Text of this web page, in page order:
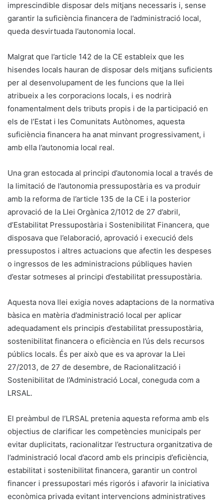
imprescindible disposar dels mitjans necessaris i, sense
garantir la suficiència financera de l’administració local,
queda desvirtuada l’autonomia local.
Malgrat que l’article 142 de la CE estableix que les
hisendes locals hauran de disposar dels mitjans suficients
per al desenvolupament de les funcions que la llei
atribueix a les corporacions locals, i es nodrirà
fonamentalment dels tributs propis i de la participació en
els de l’Estat i les Comunitats Autònomes, aquesta
suficiència financera ha anat minvant progressivament, i
amb ella l’autonomia local real.
Una gran estocada al principi d’autonomia local a través de
la limitació de l’autonomia pressupostària es va produir
amb la reforma de l’article 135 de la CE i la posterior
aprovació de la Llei Orgànica 2/1012 de 27 d’abril,
d’Estabilitat Pressupostària i Sostenibilitat Financera, que
disposava que l’elaboració, aprovació i execució dels
pressupostos i altres actuacions que afectin les despeses
o ingressos de les administracions públiques havien
d’estar sotmeses al principi d’estabilitat pressupostària.
Aquesta nova llei exigia noves adaptacions de la normativa
bàsica en matèria d’administració local per aplicar
adequadament els principis d’estabilitat pressupostària,
sostenibilitat financera o eficiència en l’ús dels recursos
públics locals. És per això que es va aprovar la Llei
27/2013, de 27 de desembre, de Racionalització i
Sostenibilitat de l’Administració Local, coneguda com a
LRSAL.
El preàmbul de l’LRSAL pretenia aquesta reforma amb els
objectius de clarificar les competències municipals per
evitar duplicitats, racionalitzar l’estructura organitzativa de
l’administració local d’acord amb els principis d’eficiència,
estabilitat i sostenibilitat financera, garantir un control
financer i pressupostari més rigorós i afavorir la iniciativa
econòmica privada evitant intervencions administratives